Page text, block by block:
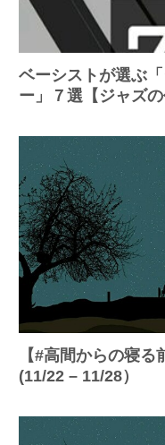
ベーシストが選ぶ
ー」７選【ジャズの
【#高間からの寝
(11/22 – 11/28）